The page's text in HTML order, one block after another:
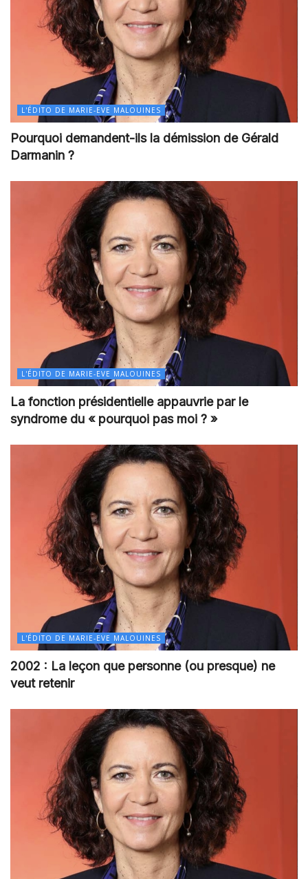
L'ÉDITO DE MARIE-EVE MALOUINES
Pourquoi demandent-ils la démission de Gérald
Darmanin ?
L'ÉDITO DE MARIE-EVE MALOUINES
La fonction présidentielle appauvrie par le
syndrome du « pourquoi pas moi ? »
L'ÉDITO DE MARIE-EVE MALOUINES
2002 : La leçon que personne (ou presque) ne
veut retenir